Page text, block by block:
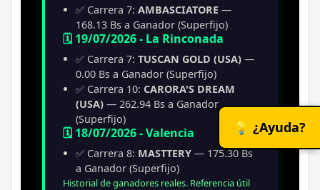
✅ Carrera 7: AMBASCIATORE —
168.13 Bs a Ganador (Superfijo)
🗓️ 19/07/2026 - La Rinconada
✅ Carrera 7: TUSCAN GOLD (USA) —
0.00 Bs a Ganador (Superfijo)
✅ Carrera 10: CARORA'S DREAM
(USA) — 262.94 Bs a Ganador
(Superfijo)
🗓️ 18/07/2026 - Valencia
✅ Carrera 8: MASTTERY — 175.30 Bs
a Ganador (Superfijo)
Historial de ganadores reales. Referencia útil
💡 ¿Ayuda?